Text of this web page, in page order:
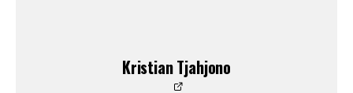
Kristian Tjahjono